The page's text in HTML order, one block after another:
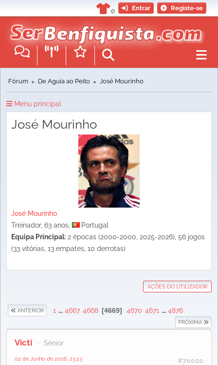
Entrar Registe-se
Fórum ► De Águia ao Peito ► José Mourinho
Menu principal
José Mourinho
José Mourinho
Treinador, 63 anos,
Portugal
Equipa Principal: 2 épocas (2000-2000, 2025-2026), 56 jogos
(33 vitórias, 13 empates, 10 derrotas)
AÇÕES DO UTILIZADOR
ANTERIOR 1 ... 4667 4668 4669 4670 4671 ... 4876
PRÓXIMA
Victi Sénior
#70020
02 de Junho de 2026, 23:23